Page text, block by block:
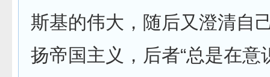
斯基的伟大，随后又澄清自
扬帝国主义，后者“总是在意